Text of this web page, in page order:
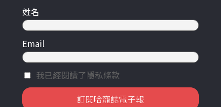
姓名
Email
我已經閱讀了隱私條款